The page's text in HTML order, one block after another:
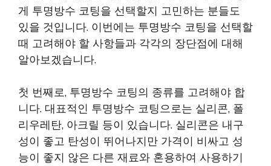
게 투명방수 코팅을 선택할지 고민하는 분들도
있을 것입니다. 이번에는 투명방수 코팅을 선택할
때 고려해야 할 사항들과 각각의 장단점에 대해
알아보겠습니다.
첫 번째로, 투명방수 코팅의 종류를 고려해야 합
니다. 대표적인 투명방수 코팅으로는 실리콘, 폴
리우레탄, 아크릴 등이 있습니다. 실리콘은 내구
성이 좋고 탄성이 뛰어나지만 가격이 비싸고 성
능이 좋지 않은 다른 재료와 혼용하여 사용하기